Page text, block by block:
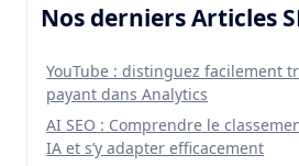
Nos derniers Articles
YouTube : distinguez facilement
payant dans Analytics
AI SEO : Comprendre le
IA et s’y adapter efficacement